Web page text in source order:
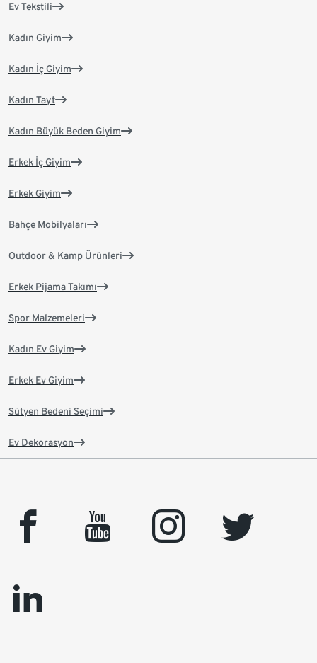
Ev Tekstili
Kadın Giyim
Kadın İç Giyim
Kadın Tayt
Kadın Büyük Beden Giyim
Erkek İç Giyim
Erkek Giyim
Bahçe Mobilyaları
Outdoor & Kamp Ürünleri
Erkek Pijama Takımı
Spor Malzemeleri
Kadın Ev Giyim
Erkek Ev Giyim
Sütyen Bedeni Seçimi
Ev Dekorasyon
facebook youtube instagram
twitter
linkedin